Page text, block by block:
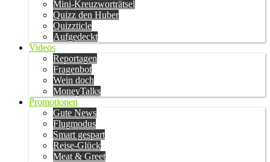
Mini-Kreuzworträtsel
Quizz den Huber
Quizzticle
Aufgedeckt
Videos
Reportagen
Fragenbot
Wein doch
MoneyTalks
Promotionen
Gute News
Flugmodus
Smart gespart
Reise-Glück
Meat & Greet